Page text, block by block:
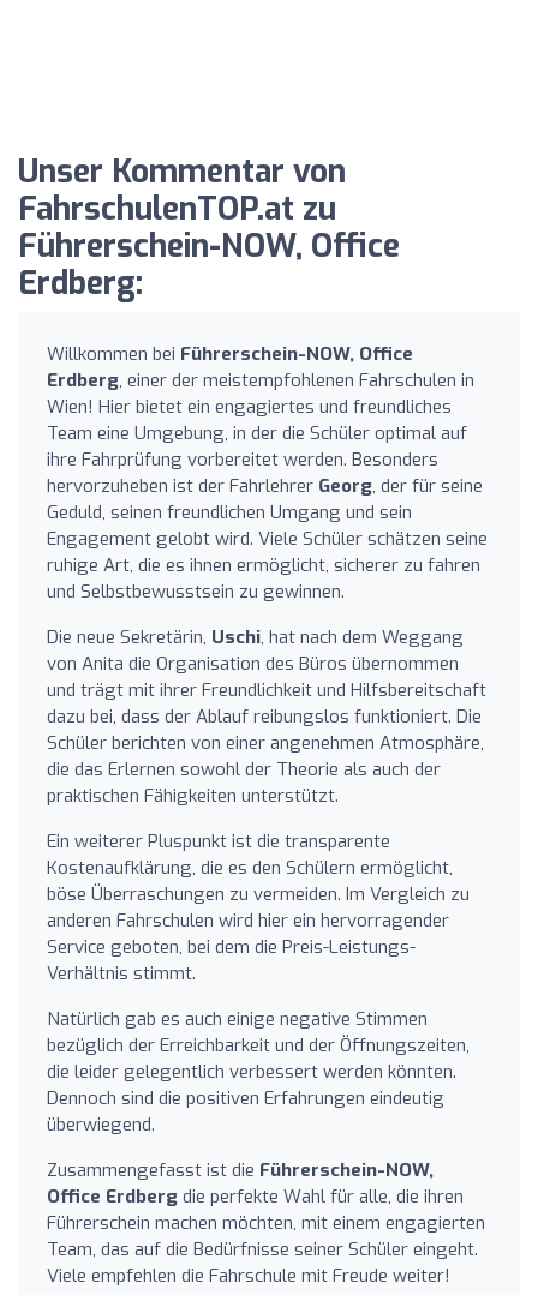
Unser Kommentar von
FahrschulenTOP.at zu
Führerschein-NOW, Office
Erdberg:
Willkommen bei Führerschein-NOW, Office
Erdberg, einer der meistempfohlenen Fahrschulen in
Wien! Hier bietet ein engagiertes und freundliches
Team eine Umgebung, in der die Schüler optimal auf
ihre Fahrprüfung vorbereitet werden. Besonders
hervorzuheben ist der Fahrlehrer Georg, der für seine
Geduld, seinen freundlichen Umgang und sein
Engagement gelobt wird. Viele Schüler schätzen seine
ruhige Art, die es ihnen ermöglicht, sicherer zu fahren
und Selbstbewusstsein zu gewinnen.
Die neue Sekretärin, Uschi, hat nach dem Weggang
von Anita die Organisation des Büros übernommen
und trägt mit ihrer Freundlichkeit und Hilfsbereitschaft
dazu bei, dass der Ablauf reibungslos funktioniert. Die
Schüler berichten von einer angenehmen Atmosphäre,
die das Erlernen sowohl der Theorie als auch der
praktischen Fähigkeiten unterstützt.
Ein weiterer Pluspunkt ist die transparente
Kostenaufklärung, die es den Schülern ermöglicht,
böse Überraschungen zu vermeiden. Im Vergleich zu
anderen Fahrschulen wird hier ein hervorragender
Service geboten, bei dem die Preis-Leistungs-
Verhältnis stimmt.
Natürlich gab es auch einige negative Stimmen
bezüglich der Erreichbarkeit und der Öffnungszeiten,
die leider gelegentlich verbessert werden könnten.
Dennoch sind die positiven Erfahrungen eindeutig
überwiegend.
Zusammengefasst ist die Führerschein-NOW,
Office Erdberg die perfekte Wahl für alle, die ihren
Führerschein machen möchten, mit einem engagierten
Team, das auf die Bedürfnisse seiner Schüler eingeht.
Viele empfehlen die Fahrschule mit Freude weiter!